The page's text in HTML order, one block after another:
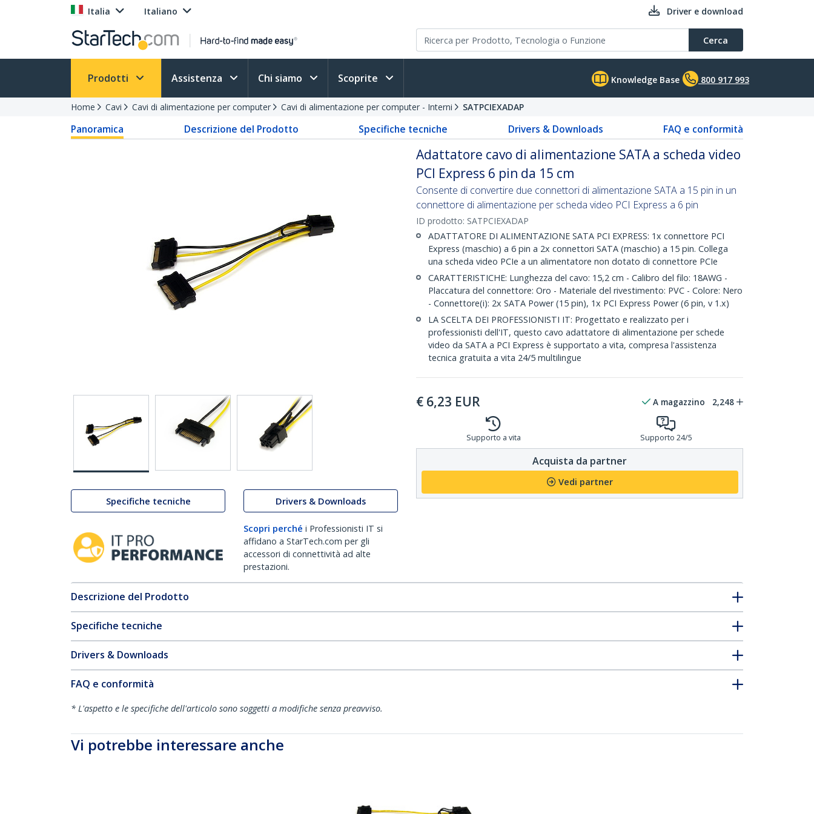
Italia Italiano Driver e download
Cerca
Prodotti Assistenza Chi siamo Scoprite Knowledge Base 800 917 993
Home Cavi Cavi di alimentazione per computer Cavi di alimentazione per computer - Interni SATPCIEXADAP
Panoramica Descrizione del Prodotto Specifiche tecniche Drivers & Downloads FAQ e conformità
Specifiche tecniche Drivers & Downloads
Scopri perché i Professionisti IT si
affidano a StarTech.com per gli
accessori di connettività ad alte
prestazioni.
Adattatore cavo di alimentazione SATA a scheda video
PCI Express 6 pin da 15 cm
Consente di convertire due connettori di alimentazione SATA a 15 pin in un
connettore di alimentazione per scheda video PCI Express a 6 pin
ID prodotto: SATPCIEXADAP
ADATTATORE DI ALIMENTAZIONE SATA PCI EXPRESS: 1x connettore PCI
Express (maschio) a 6 pin a 2x connettori SATA (maschio) a 15 pin. Collega
una scheda video PCIe a un alimentatore non dotato di connettore PCIe
CARATTERISTICHE: Lunghezza del cavo: 15,2 cm - Calibro del filo: 18AWG -
Placcatura del connettore: Oro - Materiale del rivestimento: PVC - Colore: Nero
- Connettore(i): 2x SATA Power (15 pin), 1x PCI Express Power (6 pin, v 1.x)
LA SCELTA DEI PROFESSIONISTI IT: Progettato e realizzato per i
professionisti dell'IT, questo cavo adattatore di alimentazione per schede
video da SATA a PCI Express è supportato a vita, compresa l'assistenza
tecnica gratuita a vita 24/5 multilingue
€ 6,23 EUR A magazzino 2,248
Supporto a vita Supporto 24/5
Acquista da partner
Vedi partner
Descrizione del Prodotto
Specifiche tecniche
Drivers & Downloads
FAQ e conformità
* L'aspetto e le specifiche dell'articolo sono soggetti a modifiche senza preavviso.
Vi potrebbe interessare anche